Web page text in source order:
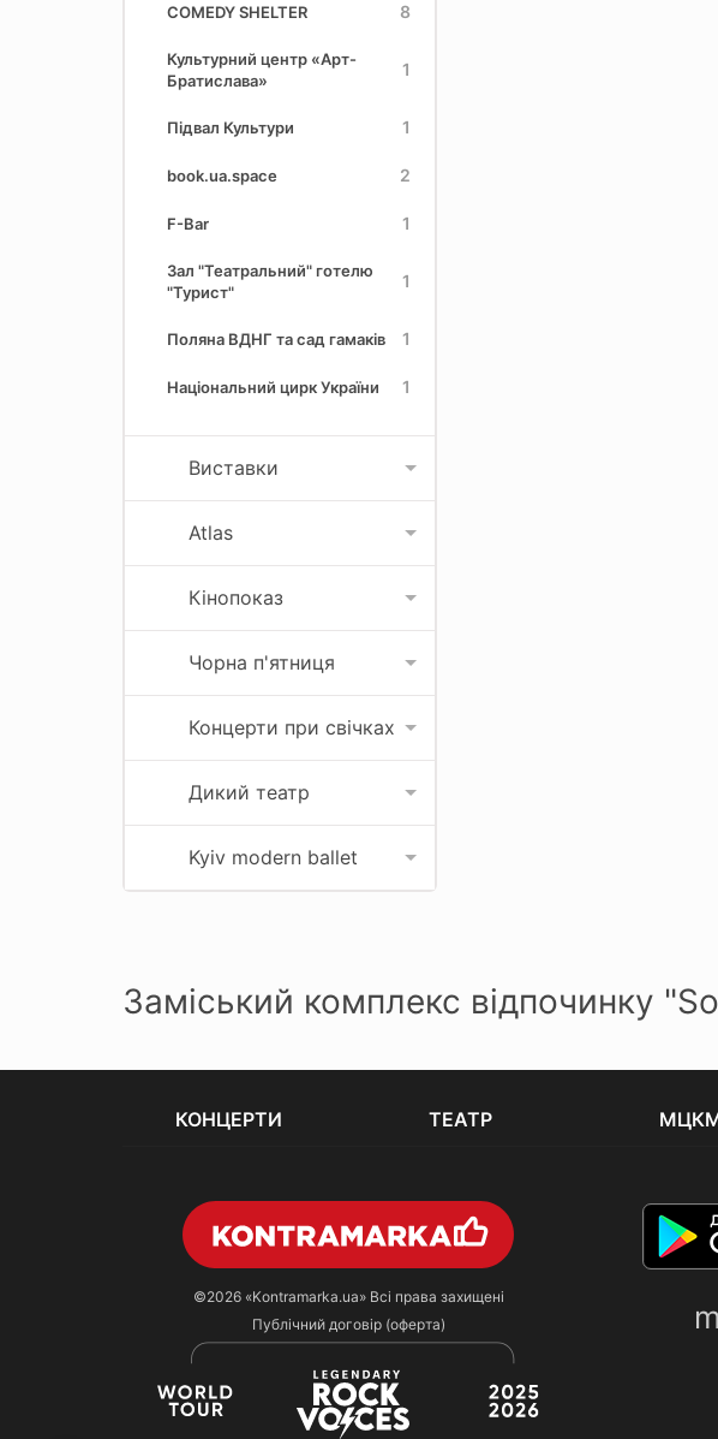
COMEDY SHELTER 8
Культурний центр «Арт-
Братислава»
1
Підвал Культури 1
book.ua.space 2
F-Bar 1
Зал "Театральний" готелю
"Турист"
1
Поляна ВДНГ та сад гамаків 1
Національний цирк України 1
Виставки
Atlas
Кінопоказ
Чорна п'ятниця
Концерти при свічках
Дикий театр
Kyiv modern ballet
Заміський комплекс відпочинку
КОНЦЕРТИ ТЕАТР
©2026 «Kontramarka.ua»Всі права захищені
Публічний договір (оферта)